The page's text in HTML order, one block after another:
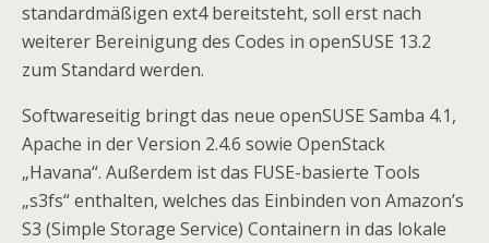
standardmäßigen ext4 bereitsteht, soll erst nach
weiterer Bereinigung des Codes in openSUSE 13.2
zum Standard werden.
Softwareseitig bringt das neue openSUSE Samba 4.1,
Apache in der Version 2.4.6 sowie OpenStack
„Havana“. Außerdem ist das FUSE-basierte Tools
„s3fs“ enthalten, welches das Einbinden von Amazon’s
S3 (Simple Storage Service) Containern in das lokale